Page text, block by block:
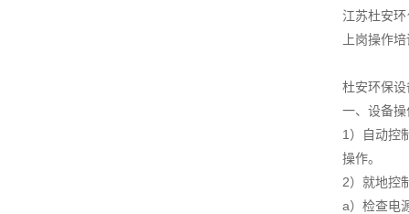
江苏杜安
上岗操作
杜安环保
一、设备操
1）自动控
操作。
2）就地控
a）检查电